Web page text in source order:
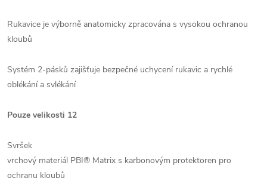
Rukavice je výborně anatomicky zpracována s vysokou ochranou
kloubů
Systém 2-pásků zajišťuje bezpečné uchycení rukavic a rychlé
oblékání a svlékání
Pouze velikosti 12
Svršek
vrchový materiál PBI® Matrix s karbonovým protektoren pro
ochranu kloubů